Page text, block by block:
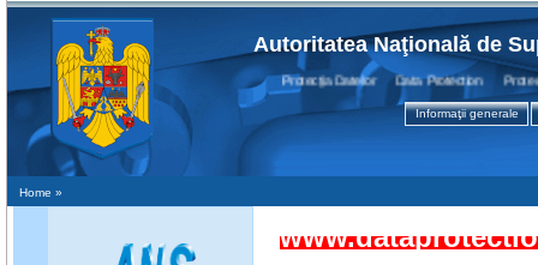
Autoritatea Naţională de
Protecţia Datelor Data Protection Protection
Informaţii generale
Home »